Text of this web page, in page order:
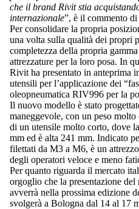
che il brand Rivit stia
internazionale”, è il commento
Per consolidare la propria
una volta sulla qualità dei propri
completezza della propria
attrezzature per la loro posa. In
Rivit ha presentato in anteprima
utensili per l’applicazione dei
oleopneumatica RIV996 per la
Il nuovo modello è stato
maneggevole, con un peso
di un utensile molto corto, dove
mm ed è alta 241 mm. Indicato
filettati da M3 a M6, è un
degli operatori veloce e meno
Per quanto riguarda il mercato
orgoglio che la presentazione
avverrà nella prossima edizione
svolgerà a Bologna dal 14 al 17